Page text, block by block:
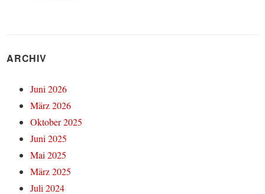
ARCHIV
Juni 2026
März 2026
Oktober 2025
Juni 2025
Mai 2025
März 2025
Juli 2024